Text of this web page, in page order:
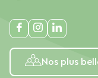
Nos plus